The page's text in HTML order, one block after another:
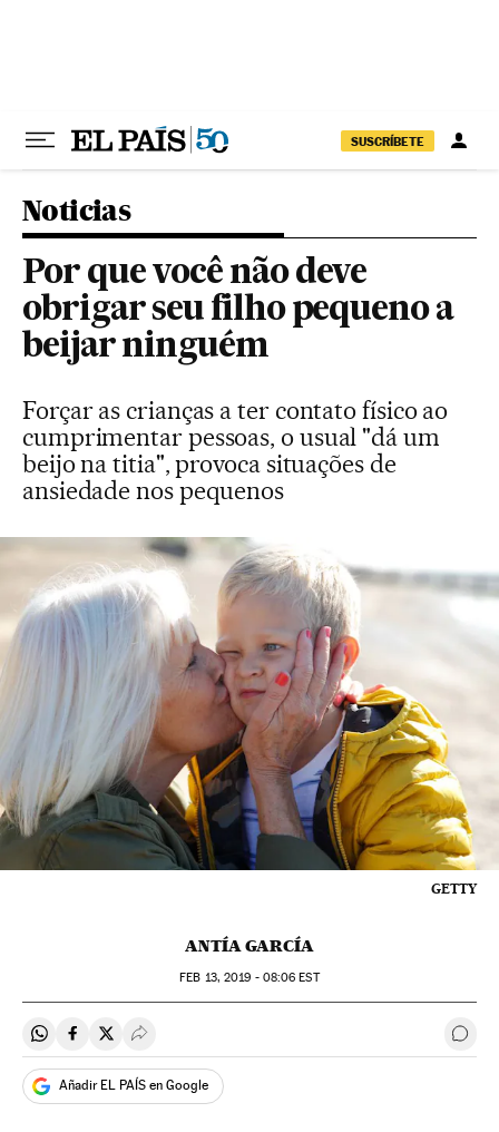
SUSCRÍBETE
Noticias
Por que você não deve
obrigar seu filho pequeno a
beijar ninguém
Forçar as crianças a ter contato físico ao
cumprimentar pessoas, o usual "dá um
beijo na titia", provoca situações de
ansiedade nos pequenos
GETTY
ANTÍA GARCÍA
FEB 13, 2019 - 08:06 EST
Compartir en Whatsapp
Compartir en Facebook
Compartir en Twitter
Desplegar Redes Sociales
Añadir EL PAÍS en Google